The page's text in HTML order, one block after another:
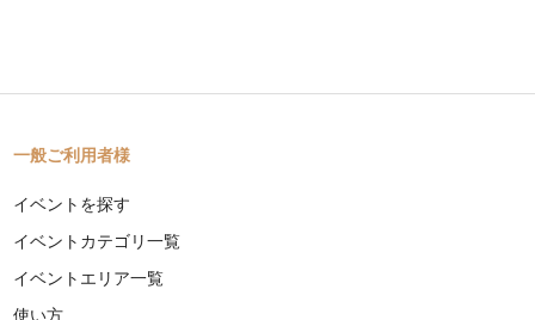
一般ご利用者様
イベントを探す
イベントカテゴリ一覧
イベントエリア一覧
使い方